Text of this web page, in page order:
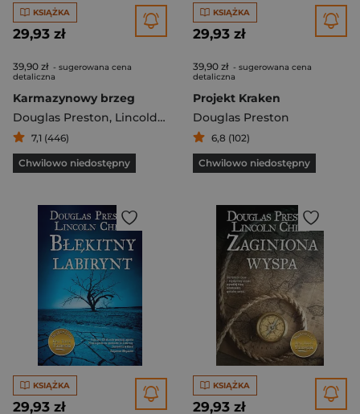
KSIĄŻKA
29,93 zł
39,90 zł - sugerowana cena
detaliczna
Karmazynowy brzeg
Douglas Preston, Lincold Child
7,1 (446)
Chwilowo niedostępny
KSIĄŻKA
29,93 zł
39,90 zł - sugerowana cena
detaliczna
Projekt Kraken
Douglas Preston
6,8 (102)
Chwilowo niedostępny
KSIĄŻKA
29,93 zł
KSIĄŻKA
29,93 zł